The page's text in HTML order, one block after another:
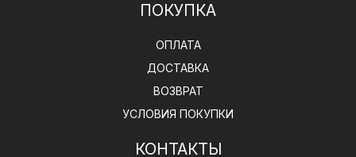
ПОКУПКА
ОПЛАТА
ДОСТАВКА
ВОЗВРАТ
УСЛОВИЯ ПОКУПКИ
КОНТАКТЫ